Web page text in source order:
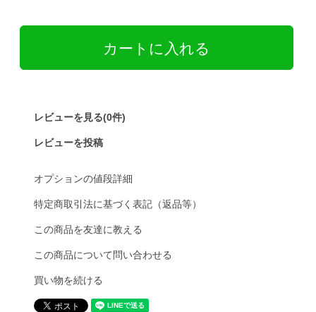
レビューを見る(0件)
レビューを投稿
オプションの値段詳細
特定商取引法に基づく表記（返品等）
この商品を友達に教える
この商品について問い合わせる
買い物を続ける